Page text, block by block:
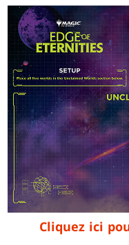
Cliquez ici